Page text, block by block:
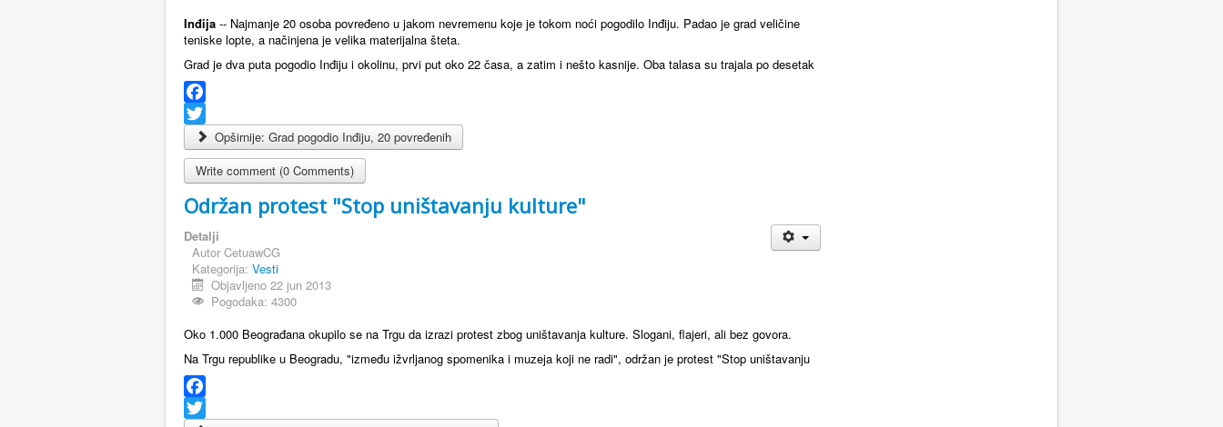
Inđija -- Najmanje 20 osoba povređeno u jakom nevremenu koje je tokom noći pogodilo Inđiju. Padao je grad veličine
teniske lopte, a načinjena je velika materijalna šteta.
Grad je dva puta pogodio Inđiju i okolinu, prvi put oko 22 časa, a zatim i nešto kasnije. Oba talasa su trajala po desetak
Facebook
TwitterOpširnije: Grad pogodio Inđiju, 20 povređenih
Write comment (0 Comments)
Održan protest "Stop uništavanju kulture"
Detalji
Autor CetuawCG
Kategorija: Vesti
Objavljeno 22 jun 2013
Pogodaka: 4300
Oko 1.000 Beograđana okupilo se na Trgu da izrazi protest zbog uništavanja kulture. Slogani, flajeri, ali bez govora.
Na Trgu republike u Beogradu, "između ižvrljanog spomenika i muzeja koji ne radi", održan je protest "Stop uništavanju
Facebook